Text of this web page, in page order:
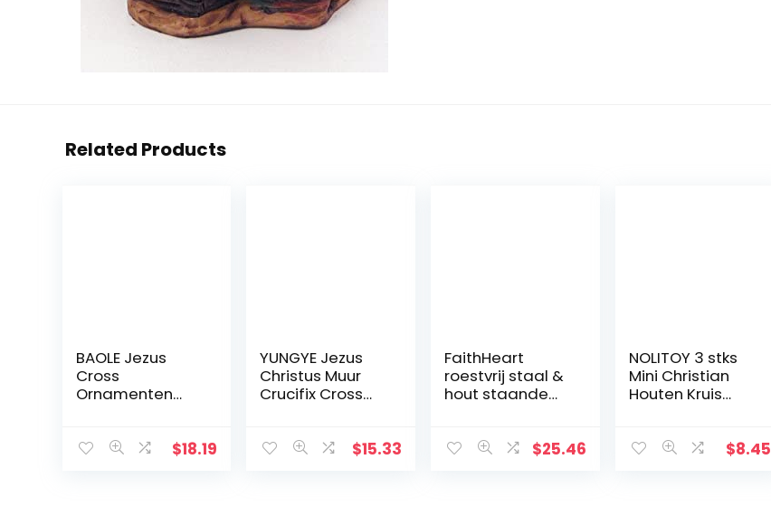
Related Products
BAOLE Jezus
Cross
Ornamenten
Figuur Hars Kerst
$18.19
YUNGYE Jezus
Christus Muur
Crucifix Cross
Decor Jezus $15.33
FaithHeart
roestvrij staal &
hout staande
Religieuze Home
$25.46
NOLITOY 3 stks
Mini Christian
Houten Kruis
Desktop
$8.45